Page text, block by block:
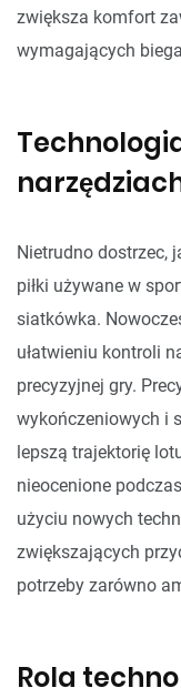
zwiększa komfort
wymagających
Nietrudno dostrzec,
piłki używane w
siatkówka.
ułatwieniu kontroli
precyzyjnej gry.
wykończeniowych i
lepszą trajektorię
nieocenione
użyciu nowych
zwiększających
potrzeby zarówno
Rola